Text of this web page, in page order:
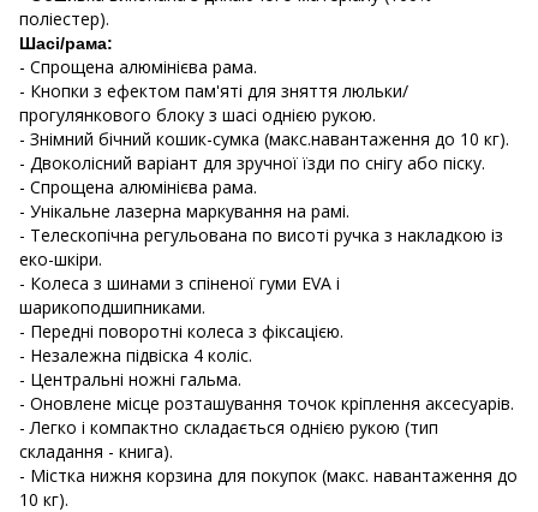
поліестер).
Шасі/рама:
- Спрощена алюмінієва рама.
- Кнопки з ефектом пам'яті для зняття люльки/
прогулянкового блоку з шасі однією рукою.
- Знімний бічний кошик-сумка (макс.навантаження до 10 кг).
- Двоколісний варіант для зручної їзди по снігу або піску.
- Спрощена алюмінієва рама.
- Унікальне лазерна маркування на рамі.
- Телескопічна регульована по висоті ручка з накладкою із
еко-шкіри.
- Колеса з шинами з спіненої гуми EVA і
шарикоподшипниками.
- Передні поворотні колеса з фіксацією.
- Незалежна підвіска 4 коліс.
- Центральні ножні гальма.
- Оновлене місце розташування точок кріплення аксесуарів.
- Легко і компактно складається однією рукою (тип
складання - книга).
- Містка нижня корзина для покупок (макс. навантаження до
10 кг).